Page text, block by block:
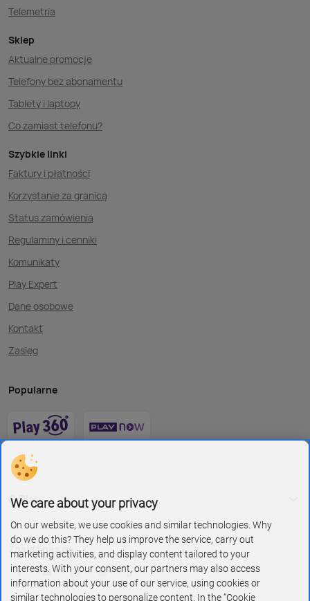
Telemetria
Sklep
Aktualne promocje
Telefony bez abonamentu
Tablety i laptopy
Co zamiast telefonu?
Szybkie linki
Faktury i płatności
Korzystanie za granicą
Status zamówienia
Regulaminy i cenniki
Komunikaty
Play Expert
Dane osobowe
Kontakt
Zasięg
Popularne
O Play
Znajdź nas na
We care about your privacy
On our website, we use cookies and similar technologies. Why
do we do this? They help us improve the service, carry out
marketing activities, and display content tailored to your
interests. With your consent, our partners may also access
information about your use of our service, using cookies or
similar technologies to personalize content. In the “Cookie